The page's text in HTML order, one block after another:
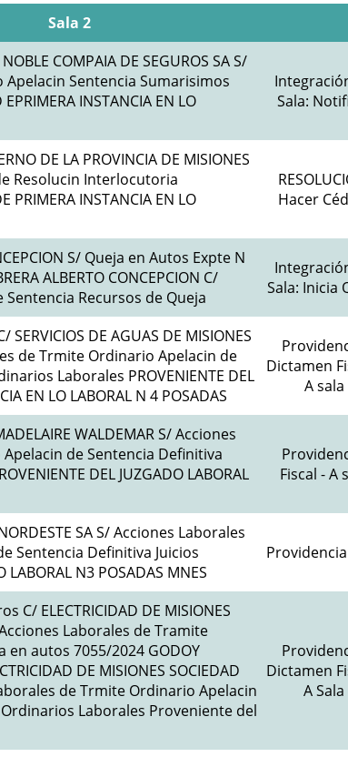
Sala 2
COMPAIA DE SEGUROS SA S/
Sentencia Sumarisimos
INSTANCIA EN LO
Sala:
DE LA PROVINCIA DE MISIONES
Resolucin Interlocutoria
PRIMERA INSTANCIA EN LO
Hacer
S/ Queja en Autos Expte N
ALBERTO CONCEPCION C/
Sentencia Recursos de Queja
Sala: Inicia
SERVICIOS DE AGUAS DE MISIONES
de Trmite Ordinario Apelacin de
Laborales PROVENIENTE DEL
EN LO LABORAL N 4 POSADAS
Dictamen
A sala
WALDEMAR S/ Acciones
de Sentencia Definitiva
DEL JUZGADO LABORAL
Fiscal - A
SA S/ Acciones Laborales
Sentencia Definitiva Juicios
N3 POSADAS MNES
C/ ELECTRICIDAD DE MISIONES
Laborales de Tramite
autos 7055/2024 GODOY
DE MISIONES SOCIEDAD
de Trmite Ordinario Apelacin
Laborales Proveniente del
Dictamen
A Sala